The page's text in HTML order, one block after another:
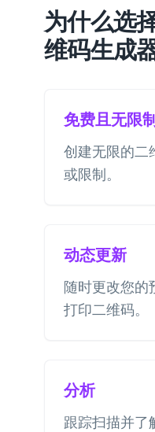
为什么选
维码生成
免费且无限
创建无限的二
或限制。
动态更新
随时更改您的
打印二维码。
分析
跟踪扫描并了